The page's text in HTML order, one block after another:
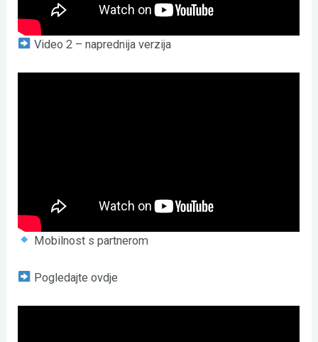
Video 2 – naprednija verzija
Mobilnost s partnerom
Pogledajte ovdje